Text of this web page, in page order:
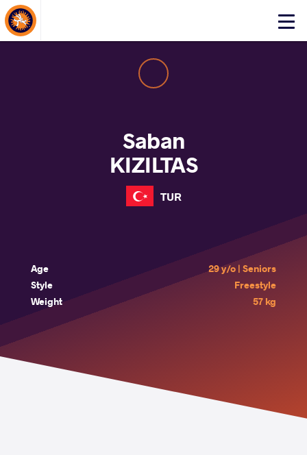
Click
About Events
Saban
KIZILTAS
TUR
Age
29 y/o | Seniors
Style
Freestyle
Weight
57 kg